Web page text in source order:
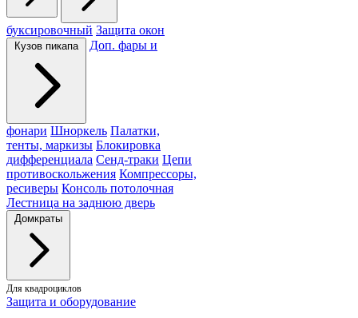
буксировочный Защита окон
Кузов пикапа Доп. фары и
фонари Шноркель Палатки,
тенты, маркизы Блокировка
дифференциала Сенд-траки Цепи
противоскольжения Компрессоры,
ресиверы Консоль потолочная
Лестница на заднюю дверь
Домкраты
Для квадроциклов
Защита и оборудование